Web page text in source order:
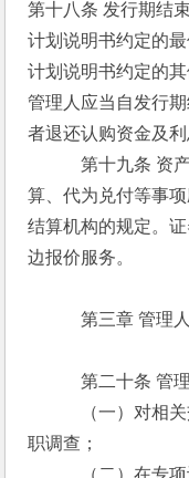
第十八条 发行期结
计划说明书约定的
计划说明书约定的
管理人应当自发行
者退还认购资金及利
第十九条 资产支
算、代为兑付等事
结算机构的规定。
边报价服务。
第三章 管理人
第二十条 管理人
（一）对相关交
职调查；
（二）在专项计